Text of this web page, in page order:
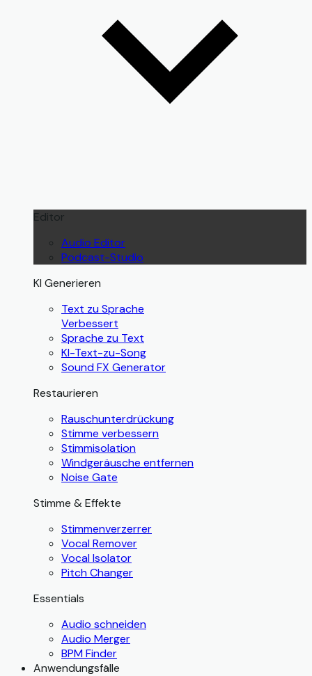
Editor
Audio Editor
Podcast-Studio
KI Generieren
Text zu Sprache
Verbessert
Sprache zu Text
KI-Text-zu-Song
Sound FX Generator
Restaurieren
Rauschunterdrückung
Stimme verbessern
Stimmisolation
Windgeräusche entfernen
Noise Gate
Stimme & Effekte
Stimmenverzerrer
Vocal Remover
Vocal Isolator
Pitch Changer
Essentials
Audio schneiden
Audio Merger
BPM Finder
Anwendungsfälle